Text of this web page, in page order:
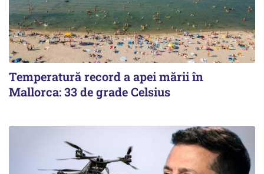
Temperatură record a apei mării în
Mallorca: 33 de grade Celsius